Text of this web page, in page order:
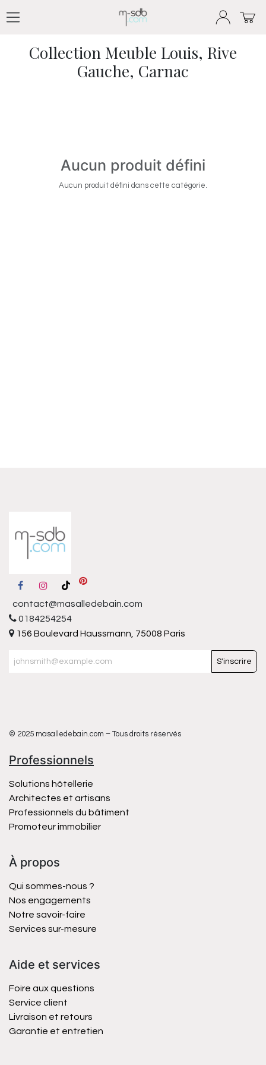
Collection Meuble Louis, Rive Gauche, Carnac
Collection Meuble Louis, Rive
Gauche, Carnac
Aucun produit défini
Aucun produit défini dans cette catégorie.
contact@masalledebain.com
0184254254
156 Boulevard Haussmann, 75008 Paris
S'inscrire
© 2025 masalledebain.com – Tous droits réservés
Professionnels
Solutions hôtellerie
Architectes et artisans
Professionnels du bâtiment
Promoteur immobilier
À propos
Qui sommes-nous ?
Nos engagements
Notre savoir-faire
Services sur-mesure
Aide et services
Foire aux questions
Service client
Livraison et retours
Garantie et entretien